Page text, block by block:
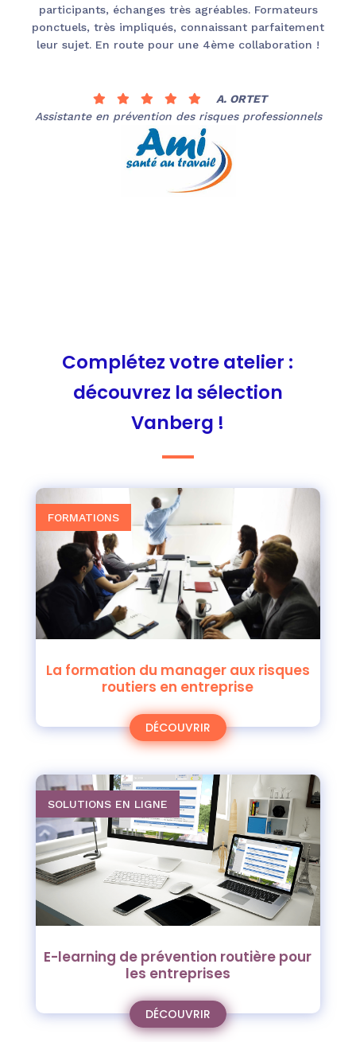
participants, échanges très agréables. Formateurs
ponctuels, très impliqués, connaissant parfaitement
leur sujet. En route pour une 4ème collaboration !
A. ORTET
Assistante en prévention des risques professionnels
Complétez votre atelier :
découvrez la sélection
Vanberg !
FORMATIONS
La formation du manager aux risques
routiers en entreprise
DÉCOUVRIR
SOLUTIONS EN LIGNE
E-learning de prévention routière pour
les entreprises
DÉCOUVRIR